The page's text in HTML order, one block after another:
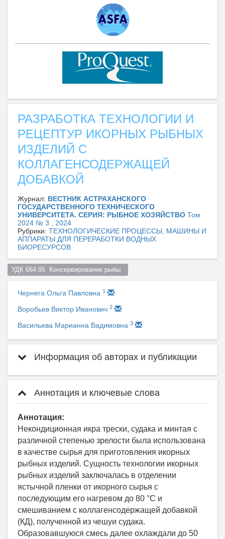
РАЗРАБОТКА ТЕХНОЛОГИИ И
РЕЦЕПТУР ИКОРНЫХ РЫБНЫХ
ИЗДЕЛИЙ С
КОЛЛАГЕНСОДЕРЖАЩЕЙ
ДОБАВКОЙ
Журнал: ВЕСТНИК АСТРАХАНСКОГО
ГОСУДАРСТВЕННОГО ТЕХНИЧЕСКОГО
УНИВЕРСИТЕТА. СЕРИЯ: РЫБНОЕ ХОЗЯЙСТВО Том
2024 № 3 , 2024
Рубрики: ТЕХНОЛОГИЧЕСКИЕ ПРОЦЕССЫ, МАШИНЫ И
АППАРАТЫ ДЛЯ ПЕРЕРАБОТКИ ВОДНЫХ
БИОРЕСУРСОВ
УДК 664.95  Консервирование рыбы
Чернега Ольга Павловна 1
Воробьев Виктор Иванович 2
Васильева Марианна Вадимовна 3
Информация об авторах и публикации
Аннотация и ключевые слова
Аннотация:
Некондиционная икра трески, судака и минтая с
различной степенью зрелости была использована
в качестве сырья для приготовления икорных
рыбных изделий. Сущность технологии икорных
рыбных изделий заключалась в отделении
ястычной пленки от икорного сырья с
последующим его нагревом до 80 °С и
смешиванием с коллагенсодержащей добавкой
(КД), полученной из чешуи судака.
Образовавшуюся смесь далее охлаждали до 50